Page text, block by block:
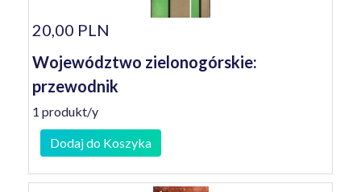
20,00 PLN
Województwo zielonogórskie:
przewodnik
1 produkt/y
Dodaj do Koszyka